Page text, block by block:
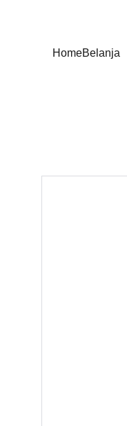
HomeBelanja